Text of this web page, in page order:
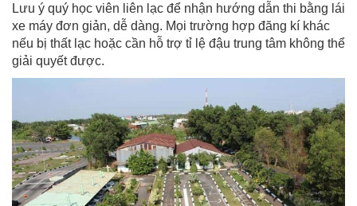
Lưu ý quý học viên liên lạc để nhận hướng dẫn thi bằng lái
xe máy đơn giản, dễ dàng. Mọi trường hợp đăng kí khác
nếu bị thất lạc hoặc cần hỗ trợ tỉ lệ đậu trung tâm không thể
giải quyết được.